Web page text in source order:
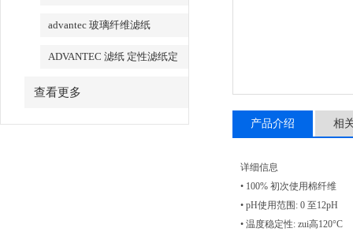
advantec 玻璃纤维滤纸
ADVANTEC 滤纸 定性滤纸定
查看更多
产品介绍 相
详细信息
• 100% 初次使用棉纤维
• pH使用范围: 0 至12pH
• 温度稳定性: zui高120°C